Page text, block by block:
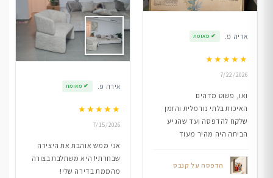
אריה פ. ✔ מאומת
★★★★★
7/22/2026
ואו, פשוט מדהים
האיכות בלתי נורמלית והזמן
שלקח להדפסה ועד שהגיע
הביתה היה מהיר מעוד
הדפסה על קנבס
אירה פ. ✔ מאומת
★★★★★
7/15/2026
אני ממש אוהבת את היצירה
שבחרתי! היא משתלבת בצורה
מהממת בדירה שלי!